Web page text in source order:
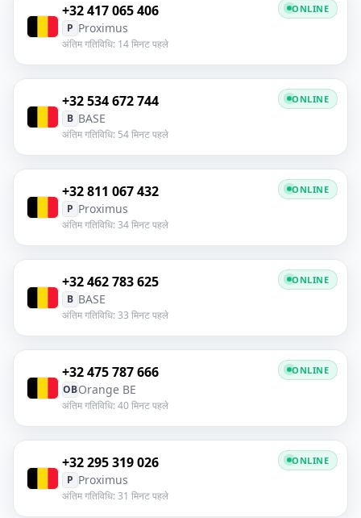
+32 417 065 406
P Proximus
अंतिम गतिविधि: 14 मिनट पहले
ONLINE
+32 534 672 744
B BASE
अंतिम गतिविधि: 54 मिनट पहले
ONLINE
+32 811 067 432
P Proximus
अंतिम गतिविधि: 34 मिनट पहले
ONLINE
+32 462 783 625
B BASE
अंतिम गतिविधि: 33 मिनट पहले
ONLINE
+32 475 787 666
OBOrange BE
अंतिम गतिविधि: 40 मिनट पहले
ONLINE
+32 295 319 026
P Proximus
अंतिम गतिविधि: 31 मिनट पहले
ONLINE